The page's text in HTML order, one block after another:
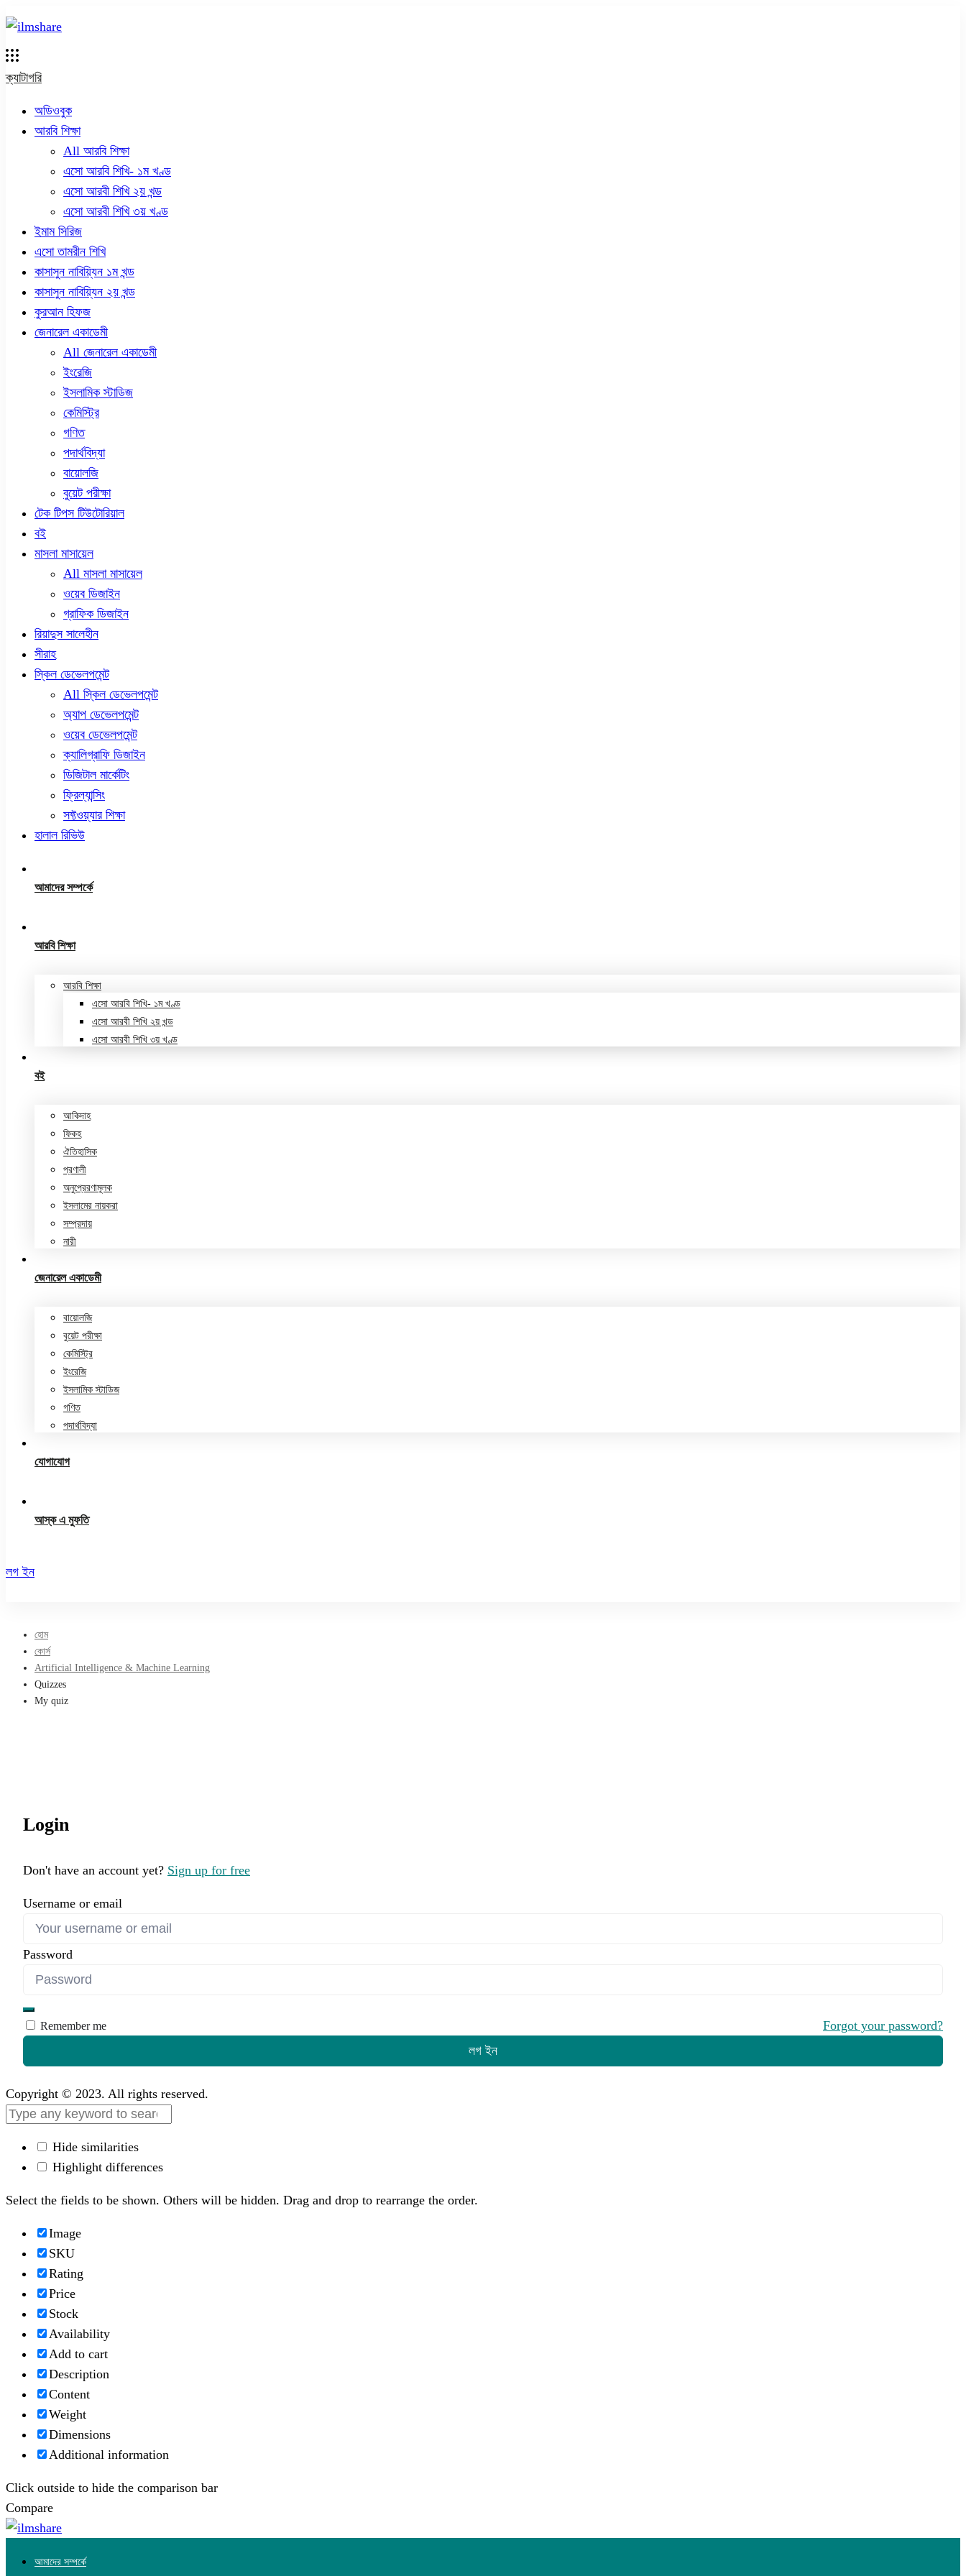
ক্যাটাগরি
অডিওবুক
আরবি শিক্ষা
All আরবি শিক্ষা
এসো আরবি শিখি- ১ম খণ্ড
এসো আরবী শিখি ২য় খন্ড
এসো আরবী শিখি ৩য় খণ্ড
ইমাম সিরিজ
এসো তামরীন শিখি
কাসাসুন নাবিয়্যিন ১ম খন্ড
কাসাসুন নাবিয়্যিন ২য় খন্ড
কুরআন হিফজ
জেনারেল একাডেমী
All জেনারেল একাডেমী
ইংরেজি
ইসলামিক স্টাডিজ
কেমিস্ট্রি
গণিত
পদার্থবিদ্যা
বায়োলজি
বুয়েট পরীক্ষা
টেক টিপস টিউটোরিয়াল
বই
মাসলা মাসায়েল
All মাসলা মাসায়েল
ওয়েব ডিজাইন
গ্রাফিক ডিজাইন
রিয়াদুস সালেহীন
সীরাহ
স্কিল ডেভেলপমেন্ট
All স্কিল ডেভেলপমেন্ট
অ্যাপ ডেভেলপমেন্ট
ওয়েব ডেভেলপমেন্ট
ক্যালিগ্রাফি ডিজাইন
ডিজিটাল মার্কেটিং
ফ্রিল্যান্সিং
সফ্টওয়্যার শিক্ষা
হালাল রিভিউ
আমাদের সম্পর্কে
আরবি শিক্ষা
আরবি শিক্ষা
এসো আরবি শিখি- ১ম খণ্ড
এসো আরবী শিখি ২য় খন্ড
এসো আরবী শিখি ৩য় খণ্ড
বই
আকিদাহ
ফিকহ
ঐতিহাসিক
প্রণালী
অনুপ্রেরণামূলক
ইসলামের নায়করা
সম্প্রদায়
নারী
জেনারেল একাডেমী
বায়োলজি
বুয়েট পরীক্ষা
কেমিস্ট্রি
ইংরেজি
ইসলামিক স্টাডিজ
গণিত
পদার্থবিদ্যা
যোগাযোগ
আস্ক এ মুফতি
লগ ইন
হোম
কোর্স
Artificial Intelligence & Machine Learning
Quizzes
My quiz
Login
Don't have an account yet? Sign up for free
Username or email
Password
Remember me
Forgot your password?
লগ ইন
Copyright © 2023. All rights reserved.
Hide similarities
Highlight differences
Select the fields to be shown. Others will be hidden. Drag and drop to rearrange the order.
Image
SKU
Rating
Price
Stock
Availability
Add to cart
Description
Content
Weight
Dimensions
Additional information
Click outside to hide the comparison bar
Compare
আমাদের সম্পর্কে